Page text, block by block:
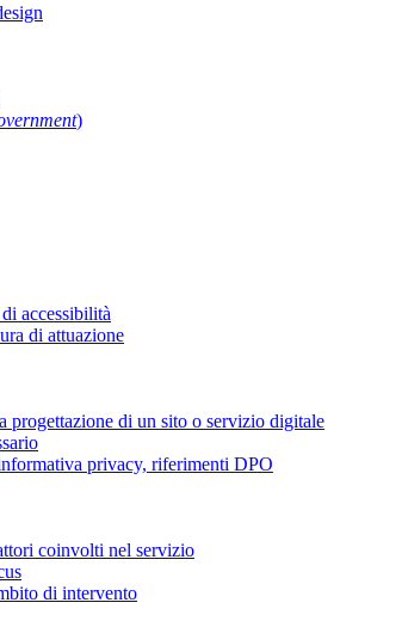
)
accessibilità
di attuazione
progettazione di un sito o servizio digitale
privacy, riferimenti DPO
coinvolti nel servizio
di intervento